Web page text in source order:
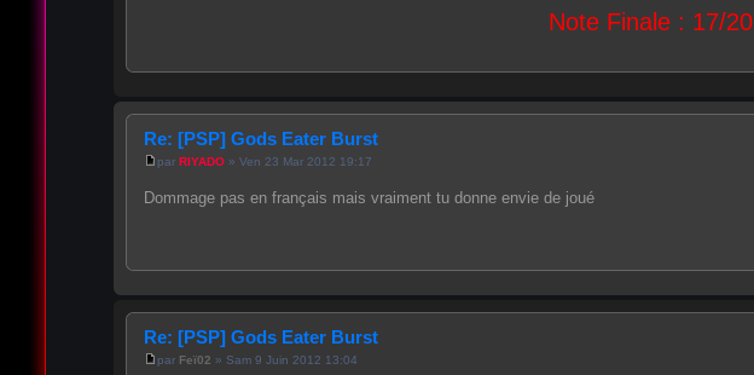
Note Finale : 17/20
Re: [PSP] Gods Eater Burst
par RIYADO» Ven 23 Mar 2012 19:17
Dommage pas en français mais vraiment tu donne envie de joué
Re: [PSP] Gods Eater Burst
par Feï02 » Sam 9 Juin 2012 13:04